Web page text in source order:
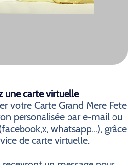
une carte virtuelle
votre Carte Grand Mere Fete
personalisée par e-mail ou
whatsapp...), grâce
de carte virtuelle.